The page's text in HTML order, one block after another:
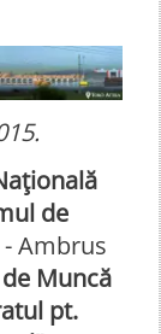
de
- Ambrus
Muncă
pt.